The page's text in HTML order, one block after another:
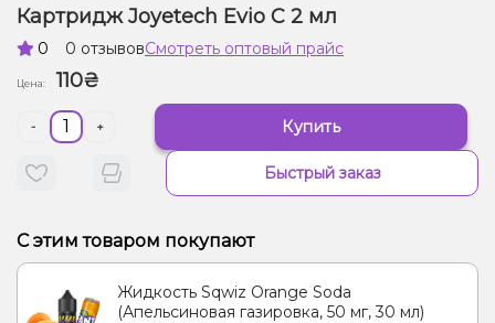
Картридж Joyetech Evio C 2 мл
0 0 отзывовСмотреть оптовый прайс
Цена: 110₴
- + Купить
Быстрый заказ
С этим товаром покупают
Жидкость Sqwiz Orange Soda
(Апельсиновая газировка, 50 мг, 30 мл)